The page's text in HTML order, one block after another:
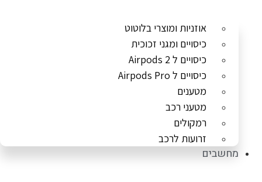
אוזניות ומוצרי בלוטוט
כיסויים ומגני זכוכית
כיסויים ל Airpods 2
כיסויים ל Airpods Pro
מטענים
מטעני רכב
רמקולים
זרועות לרכב
מחשבים